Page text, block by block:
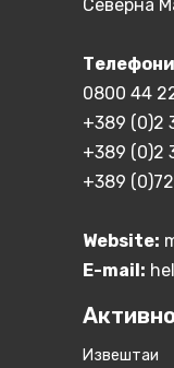
Северна
Телефони
0800 44
+389 (0)2
+389 (0)2
+389
Website:
E-mail:
Извештаи